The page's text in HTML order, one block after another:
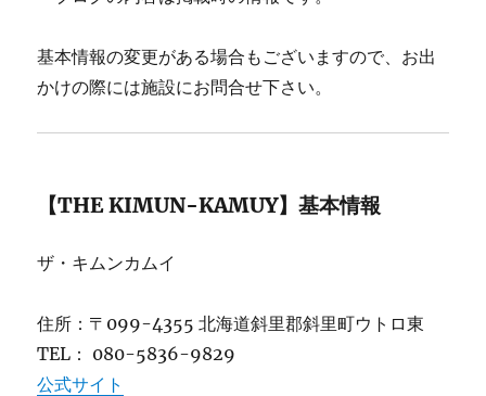
基本情報の変更がある場合もございますので、お出
かけの際には施設にお問合せ下さい。
【THE KIMUN-KAMUY】基本情報
ザ・キムンカムイ
住所：〒099-4355 北海道斜里郡斜里町ウトロ東
TEL： 080-5836-9829
公式サイト